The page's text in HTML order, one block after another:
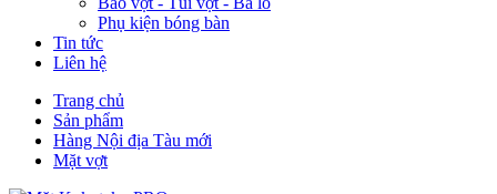
Phụ kiện bóng bàn
Tin tức
Liên hệ
Trang chủ
Sản phẩm
Hàng Nội địa Tàu mới
Mặt vợt